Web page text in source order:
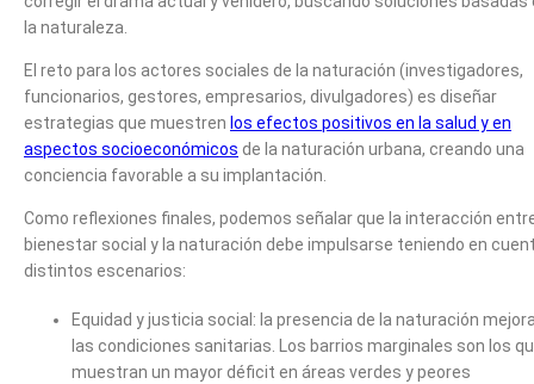
la naturaleza.
El reto para los actores sociales de la naturación (investigadores,
funcionarios, gestores, empresarios, divulgadores) es diseñar
estrategias que muestren los efectos positivos en la salud y en
aspectos socioeconómicos de la naturación urbana, creando una
conciencia favorable a su implantación.
Como reflexiones finales, podemos señalar que la interacción
bienestar social y la naturación debe impulsarse teniendo en
distintos escenarios:
Equidad y justicia social: la presencia de la naturación
las condiciones sanitarias. Los barrios marginales son los
muestran un mayor déficit en áreas verdes y peores